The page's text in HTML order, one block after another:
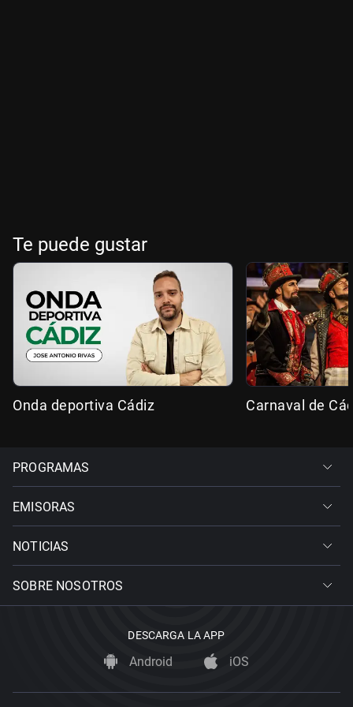
Te puede gustar
Onda deportiva Cádiz Carnaval de
PROGRAMAS
EMISORAS
NOTICIAS
SOBRE NOSOTROS
DESCARGA LA APP
Android iOS